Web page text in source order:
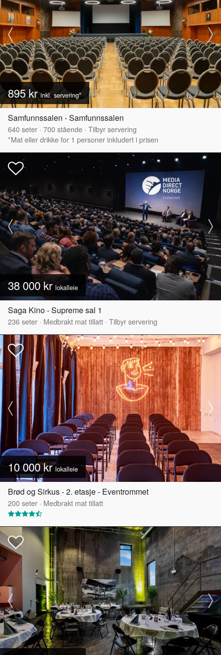
895 krinkl. servering*
Samfunnssalen - Samfunnssalen
640seter · 700stående · Tilbyr servering
*Mat eller drikke for 1 personer inkludert i prisen
38 000 kr lokalleie
Saga Kino - Supreme sal 1
236seter · Medbrakt mat tillatt · Tilbyr servering
10 000 krlokalleie
Brød og Sirkus - 2. etasje - Eventrommet
200seter · Medbrakt mat tillatt